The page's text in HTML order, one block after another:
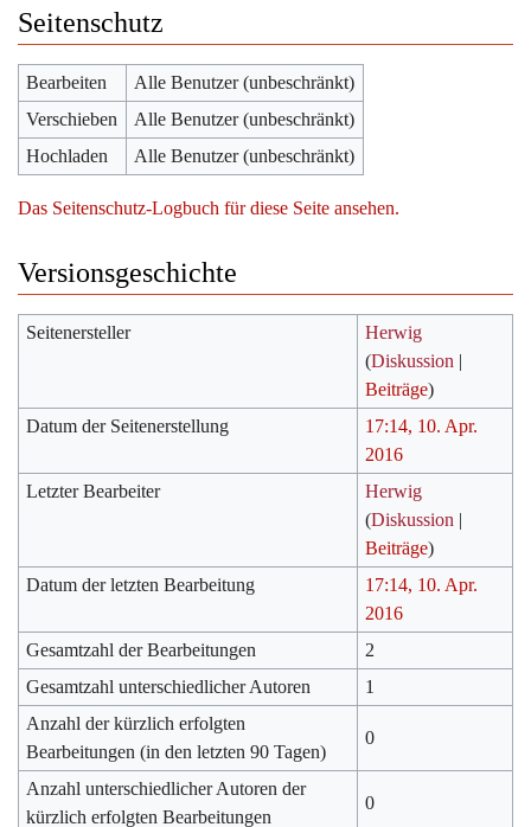
Seitenschutz
Bearbeiten
Alle Benutzer (unbeschränkt)
Verschieben
Alle Benutzer (unbeschränkt)
Hochladen
Alle Benutzer (unbeschränkt)
Das Seitenschutz-Logbuch für diese Seite ansehen.
Versionsgeschichte
Seitenersteller
Herwig
(Diskussion |
Beiträge)
Datum der Seitenerstellung
17:14, 10. Apr.
2016
Letzter Bearbeiter
Herwig
(Diskussion |
Beiträge)
Datum der letzten Bearbeitung
17:14, 10. Apr.
2016
Gesamtzahl der Bearbeitungen
2
Gesamtzahl unterschiedlicher Autoren
1
Anzahl der kürzlich erfolgten
Bearbeitungen (in den letzten 90 Tagen)
0
Anzahl unterschiedlicher Autoren der
kürzlich erfolgten Bearbeitungen
0